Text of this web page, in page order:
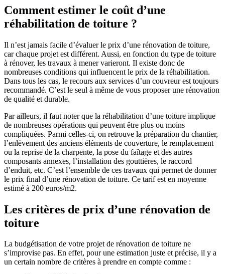
Comment estimer le coût d’une
réhabilitation de toiture ?
Il n’est jamais facile d’évaluer le prix d’une rénovation de toiture,
car chaque projet est différent. Aussi, en fonction du type de toiture
à rénover, les travaux à mener varieront. Il existe donc de
nombreuses conditions qui influencent le prix de la réhabilitation.
Dans tous les cas, le recours aux services d’un couvreur est toujours
recommandé. C’est le seul à même de vous proposer une rénovation
de qualité et durable.
Par ailleurs, il faut noter que la réhabilitation d’une toiture implique
de nombreuses opérations qui peuvent être plus ou moins
compliquées. Parmi celles-ci, on retrouve la préparation du chantier,
l’enlèvement des anciens éléments de couverture, le remplacement
ou la reprise de la charpente, la pose du faîtage et des autres
composants annexes, l’installation des gouttières, le raccord
d’enduit, etc. C’est l’ensemble de ces travaux qui permet de donner
le prix final d’une rénovation de toiture. Ce tarif est en moyenne
estimé à 200 euros/m2.
Les critères de prix d’une rénovation de
toiture
La budgétisation de votre projet de rénovation de toiture ne
s’improvise pas. En effet, pour une estimation juste et précise, il y a
un certain nombre de critères à prendre en compte comme :